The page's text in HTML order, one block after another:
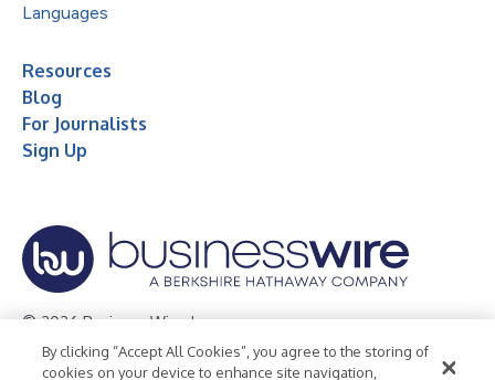
Languages
Resources
Blog
For Journalists
Sign Up
© 2026 Business Wire, Inc.
Privacy Policy Cookie Policy Accessibility Statement
By clicking “Accept All Cookies”, you agree to the storing of
cookies on your device to enhance site navigation,